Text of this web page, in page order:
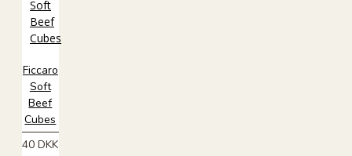
Ficcaro
Soft
Beef
Cubes
40 DKK